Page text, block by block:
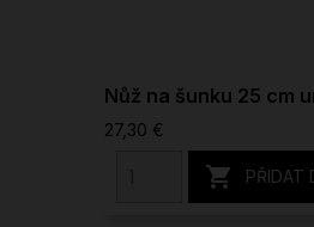
Nůž na šunku 25 cm
27,30 €
 PŘIDAT